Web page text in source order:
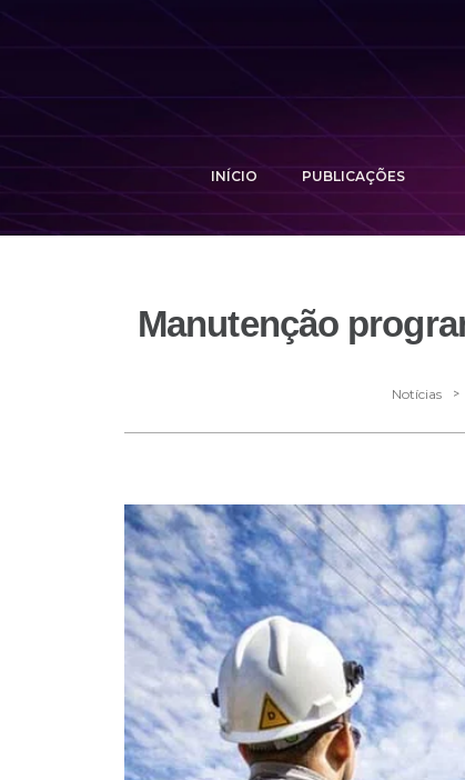
INÍCIO PUBLICAÇÕES
Manutenção
Notícias >